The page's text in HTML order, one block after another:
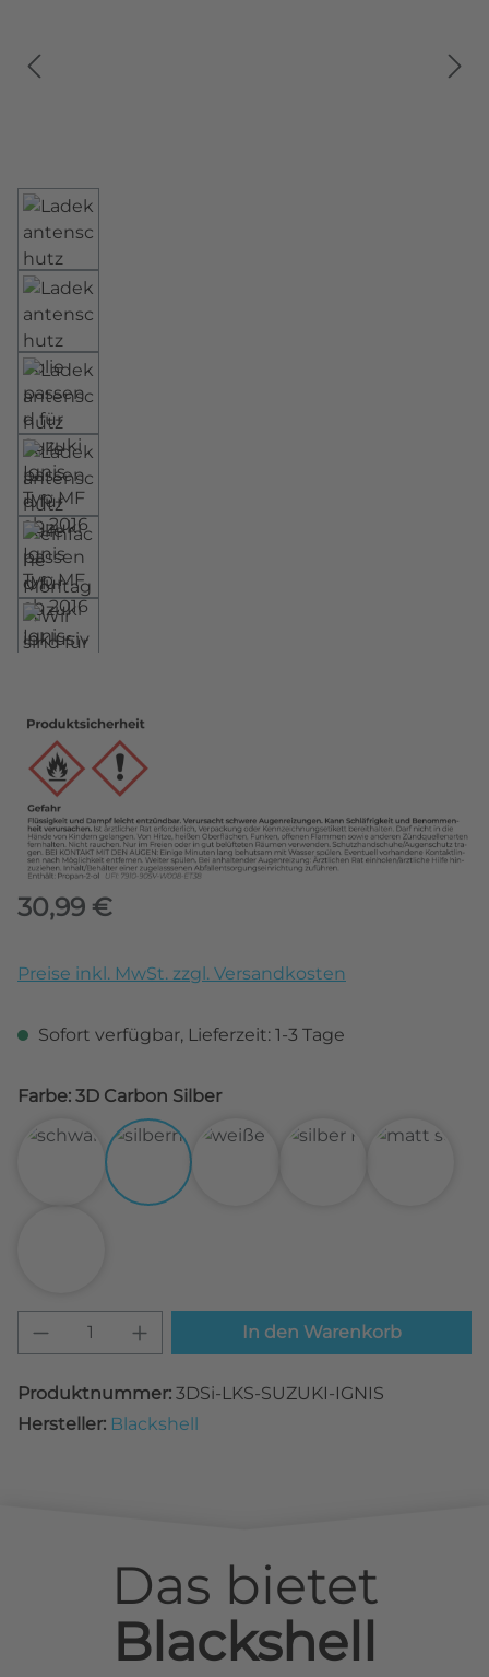
Regulärer Preis:
30,99 €
Preise inkl. MwSt. zzgl. Versandkosten
Sofort verfügbar, Lieferzeit: 1-3 Tage
Farbe: 3D Carbon Silber
3D Carbon Schwarz3D Carbon Silber
Produkt Anzahl: Gib denIn den Warenkorb
Produktnummer: 3DSi-LKS-SUZUKI-IGNIS
Hersteller: Blackshell
Das bietet
Blackshell